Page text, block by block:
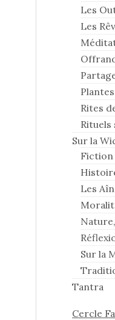
Les
Les
Rites
Rituels
Sur la
Fiction
Les
Sur la
Tantra
Cercle